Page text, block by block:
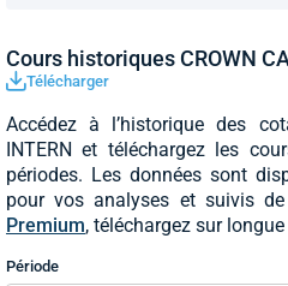
Cours historiques CROWN
Télécharger
Accédez à l’historique des
INTERN et téléchargez les
périodes. Les données sont
pour vos analyses et suivis
Premium, téléchargez sur
Période